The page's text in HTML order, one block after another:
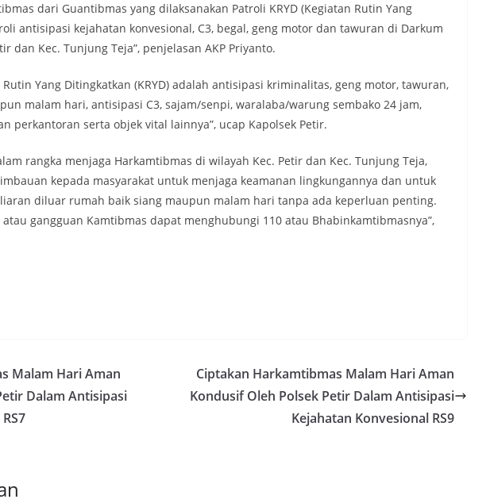
dari Guantibmas yang dilaksanakan Patroli KRYD (Kegiatan Rutin Yang
antisipasi kejahatan konvesional, C3, begal, geng motor dan tawuran di Darkum
dan Kec. Tunjung Teja”, penjelasan AKP Priyanto.
Rutin Yang Ditingkatkan (KRYD) adalah antisipasi kriminalitas, geng motor, tawuran,
malam hari, antisipasi C3, sajam/senpi, waralaba/warung sembako 24 jam,
perkantoran serta objek vital lainnya”, ucap Kapolsek Petir.
rangka menjaga Harkamtibmas di wilayah Kec. Petir dan Kec. Tunjung Teja,
kepada masyarakat untuk menjaga keamanan lingkungannya dan untuk
diluar rumah baik siang maupun malam hari tanpa ada keperluan penting.
gangguan Kamtibmas dapat menghubungi 110 atau Bhabinkamtibmasnya”,
Malam Hari Aman
Dalam Antisipasi
Ciptakan Harkamtibmas Malam Hari Aman
Kondusif Oleh Polsek Petir Dalam Antisipasi
Kejahatan Konvesional RS9